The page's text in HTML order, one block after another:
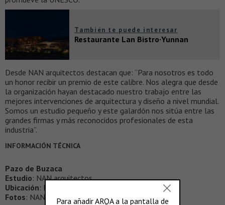
También te puede interesar
Restaurante Lan Bistro·Yunnan
Desde NAN arquitectos destacan que: “Para nosotros es todo
un honor recibir un premio de este calibre. Nos alegra que desde
la organización hayan destacado nuestro trabajo entre las
mejores intervenciones de arquitectura y diseño a nivel mundial.
Somos un estudio pequeño y este galardón nos sitúa entre las
grandes firmas y más reconocidos profesionales de esta
industria”.
INFORMACIÓN TÉCNICA
Pazo de Buzaca
Estudio: NAN arquitectos
Ubicación: Pontevedra, España
Fotos: NAN arquitectos